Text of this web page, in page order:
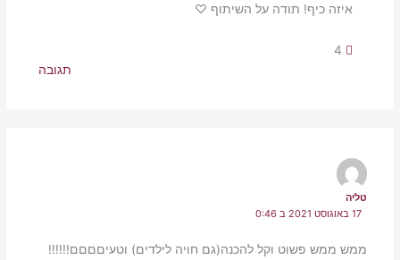
איזה כיף! תודה על השיתוף ♡
4
תגובה
טליה
17 באוגוסט 2021 ב 0:46
ממש ממש פשוט וקל להכנה(גם חויה לילדים) וטעיםםםם!!!!!!